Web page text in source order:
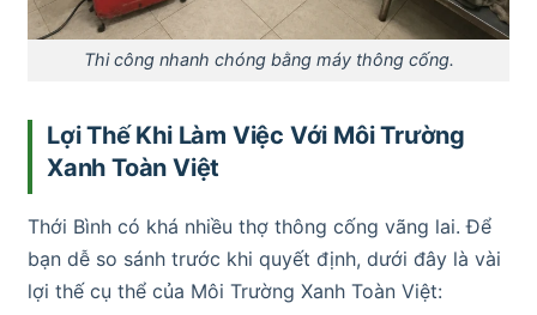
Thi công nhanh chóng bằng máy thông cống.
Lợi Thế Khi Làm Việc Với Môi Trường
Xanh Toàn Việt
Thới Bình có khá nhiều thợ thông cống vãng lai. Để
bạn dễ so sánh trước khi quyết định, dưới đây là vài
lợi thế cụ thể của Môi Trường Xanh Toàn Việt: